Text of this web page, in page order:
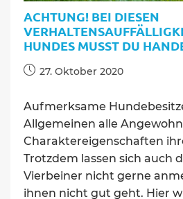
ACHTUNG! BEI DIESEN
HUNDES MUSST DU
Beitrag
27. Oktober 2020
Aufmerksame
Allgemeinen alle
Charaktereigenschaften
Trotzdem lassen sich auch
Vierbeiner nicht gerne
ihnen nicht gut geht. Hier